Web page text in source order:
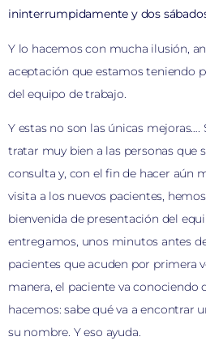
ininterrumpidamente y dos
Y lo hacemos con mucha ilusión,
aceptación que estamos teniendo
del equipo de trabajo.
Y estas no son las únicas
tratar muy bien a las personas que
consulta y, con el fin de hacer aún
visita a los nuevos pacientes,
bienvenida de presentación del
entregamos, unos minutos antes
pacientes que acuden por primera
manera, el paciente va conociendo
hacemos: sabe qué va a encontrar
su nombre. Y eso ayuda.